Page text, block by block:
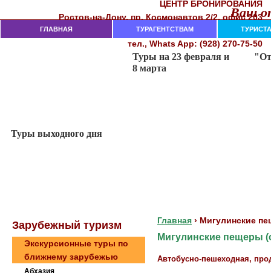
Ваш
ЦЕНТР БРОНИРОВАНИЯ
Рocтoв-нa-Дoнy, пр. Кocмoнaвтoв 2/2, oфиc 203
282-18-00, 282-18-02, 237-74-11
тел., Whats App: (928) 270-75-50
ГЛАВНАЯ ТУРАГЕНТСТВАМ
Главная › Мигулинские
Мигулинские пещеры
Автобусно-пешеходная,
Зaрубeжный туризм
Экскурсионные туры по
ближнему зарубежью
Абхазия